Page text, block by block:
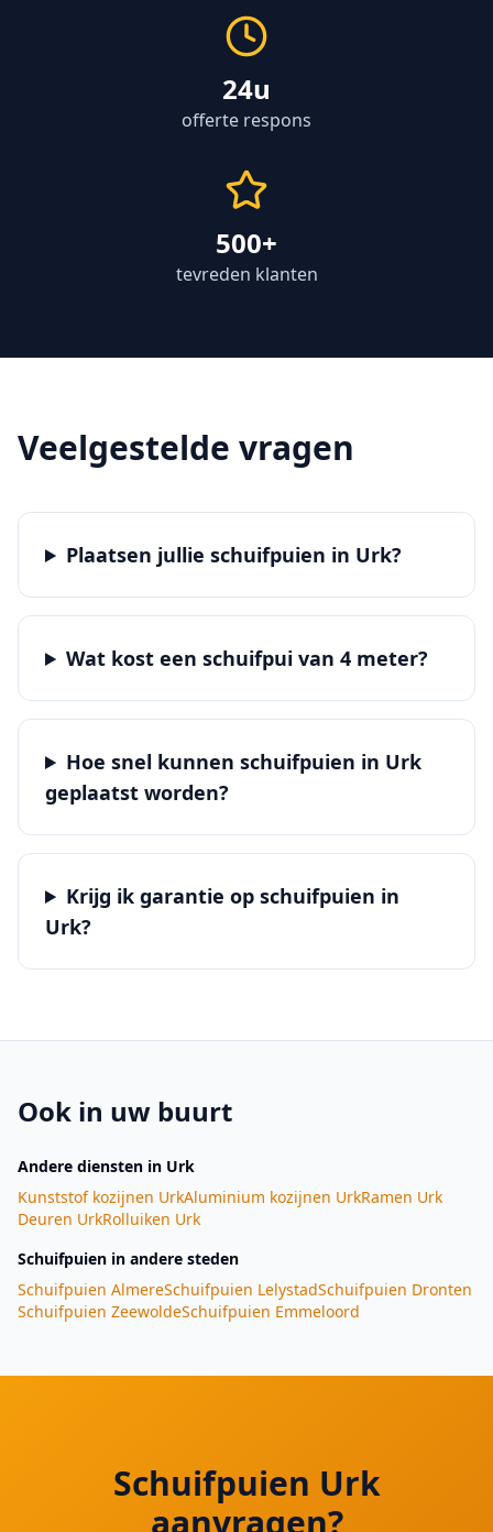
24u
offerte respons
500+
tevreden klanten
Veelgestelde vragen
Plaatsen jullie schuifpuien in Urk?
Wat kost een schuifpui van 4 meter?
Hoe snel kunnen schuifpuien in Urk
geplaatst worden?
Krijg ik garantie op schuifpuien in
Urk?
Ook in uw buurt
Andere diensten in Urk
Kunststof kozijnen UrkAluminium kozijnen UrkRamen Urk
Deuren UrkRolluiken Urk
Schuifpuien in andere steden
Schuifpuien AlmereSchuifpuien LelystadSchuifpuien Dronten
Schuifpuien ZeewoldeSchuifpuien Emmeloord
Schuifpuien Urk
aanvragen?